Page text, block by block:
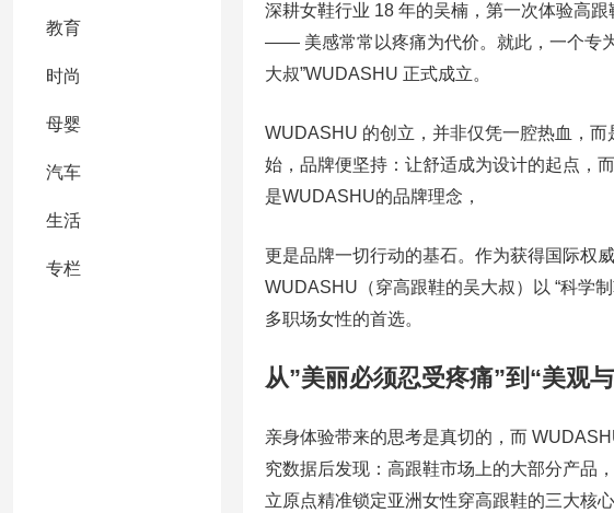
教育
时尚
母婴
汽车
生活
专栏
深耕女鞋行业 18 年的吴楠，第一次体验高
—— 美感常常以疼痛为代价。就此，一个专
大叔”WUDASHU 正式成立。
WUDASHU 的创立，并非仅凭一腔热血，
始，品牌便坚持：让舒适成为设计的起点，
是WUDASHU的品牌理念，
更是品牌一切行动的基石。作为获得国际权
WUDASHU（穿高跟鞋的吴大叔）以 “科学
多职场女性的首选。
从”美丽必须忍受疼痛”到“美观
亲身体验带来的思考是真切的，而
究数据后发现：高跟鞋市场上的大部分产品
立原点精准锁定亚洲女性穿高跟鞋的三大核